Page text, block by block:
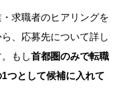
求職者のヒアリングを
、応募先について詳し
もし首都圏のみで転職
つとして候補に入れて